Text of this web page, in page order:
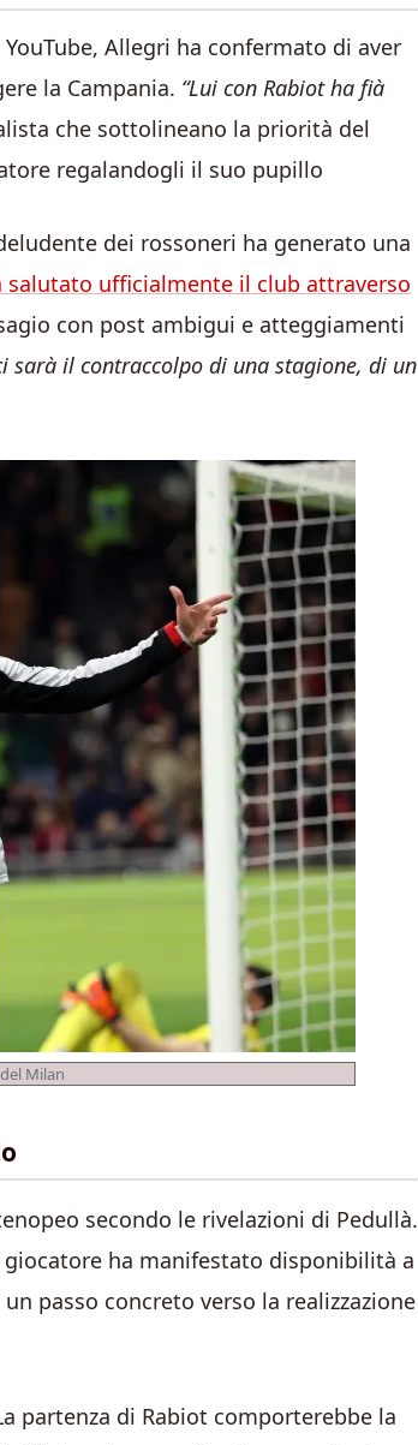
Allegri ha confermato di aver
la Campania. “Lui con Rabiot ha fià
che sottolineano la priorità del
regalandogli il suo pupillo
dei rossoneri ha generato una
salutato ufficialmente il club attraverso
con post ambigui e atteggiamenti
sarà il contraccolpo di una stagione, di un
Milan
secondo le rivelazioni di Pedullà.
ha manifestato disponibilità a
passo concreto verso la realizzazione
partenza di Rabiot comporterebbe la